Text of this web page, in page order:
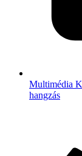
Multimédia
hangzás